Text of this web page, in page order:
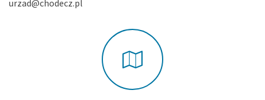
urzad@chodecz.pl